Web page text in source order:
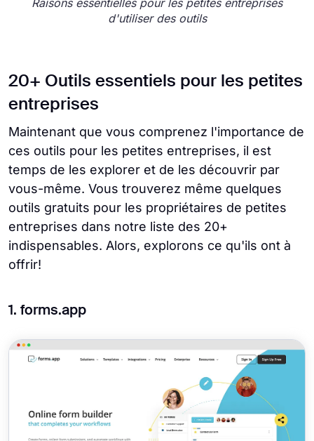
Raisons essentielles pour les petites entreprises
d'utiliser des outils
20+ Outils essentiels pour les petites
entreprises
Maintenant que vous comprenez l'importance de
ces outils pour les petites entreprises, il est
temps de les explorer et de les découvrir par
vous-même. Vous trouverez même quelques
outils gratuits pour les propriétaires de petites
entreprises dans notre liste des 20+
indispensables. Alors, explorons ce qu'ils ont à
offrir!
1. forms.app